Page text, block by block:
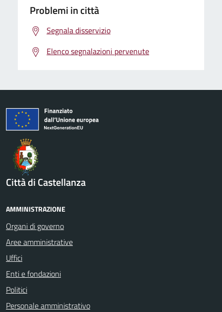
Problemi in città
Segnala disservizio
Elenco segnalazioni pervenute
Città di Castellanza
AMMINISTRAZIONE
Organi di governo
Aree amministrative
Uffici
Enti e fondazioni
Politici
Personale amministrativo